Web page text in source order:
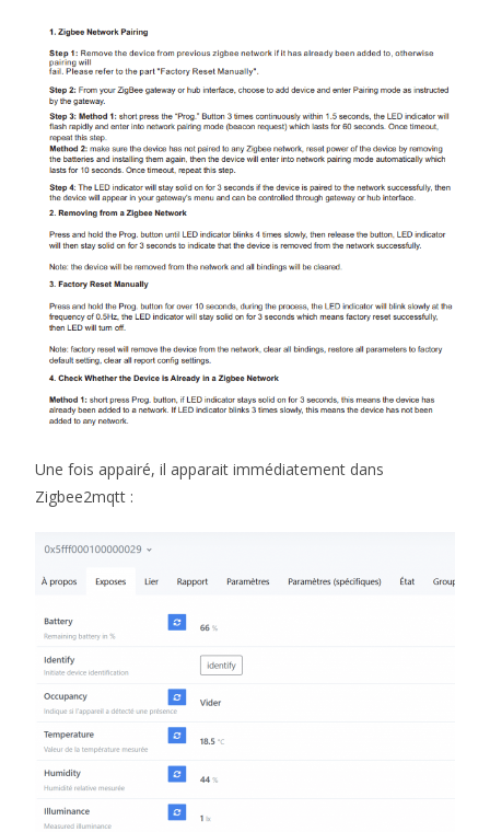
Une fois appairé, il apparait immédiatement dans
Zigbee2mqtt :